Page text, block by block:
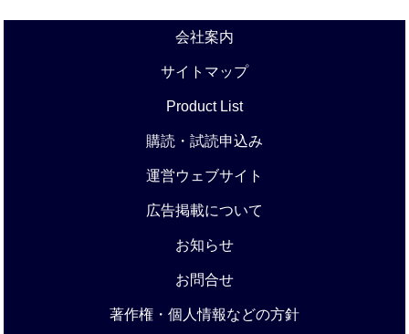
会社案内
サイトマップ
Product List
購読・試読申込み
運営ウェブサイト
広告掲載について
お知らせ
お問合せ
著作権・個人情報などの方針